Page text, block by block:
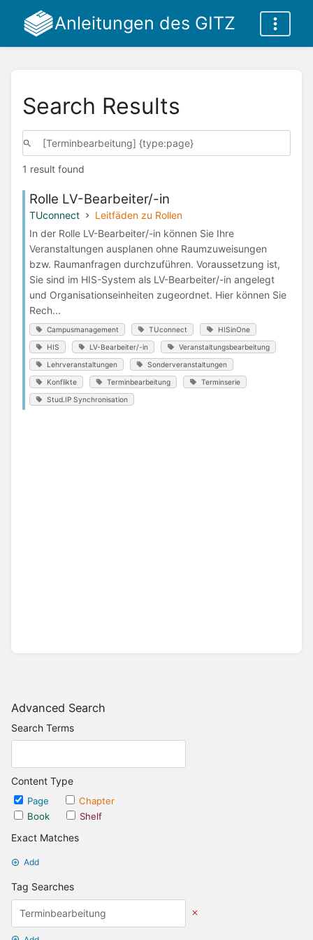
Anleitungen des GITZ
Advanced Search
Search Terms
Content Type
Page
Chapter
Book
Shelf
Exact Matches
Add
Tag Searches
Search Results
1 result found
Rolle LV-Bearbeiter/-in
TUconnect
Leitfäden zu Rollen
In der Rolle LV-Bearbeiter/-in können Sie Ihre
Veranstaltungen ausplanen ohne Raumzuweisungen
bzw. Raumanfragen durchzuführen. Voraussetzung ist,
Sie sind im HIS-System als LV-Bearbeiter/-in angelegt
und Organisationseinheiten zugeordnet. Hier können Sie
Rech...
Campusmanagement TUconnect HISinOne
HIS LV-Bearbeiter/-in Veranstaltungsbearbeitung
Lehrveranstaltungen Sonderveranstaltungen
Konflikte Terminbearbeitung Terminserie
Stud.IP Synchronisation